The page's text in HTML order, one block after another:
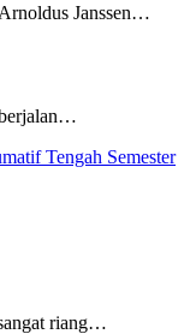
Janssen…
Tengah Semester
riang…